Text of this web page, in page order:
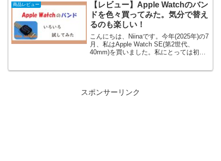
いんです！ダイソーの「電子レンジ調理
器(ラーメン用)」も...
商品レビュー
【レビュー】Apple Watchのバン
ドを色々買ってみた。気分で替え
るのも楽しい！
こんにちは、Niinaです。今年(2025年)の7
月、私はApple Watch SE(第2世代、
40mm)を買いました。私にとっては初め
スポンサーリンク